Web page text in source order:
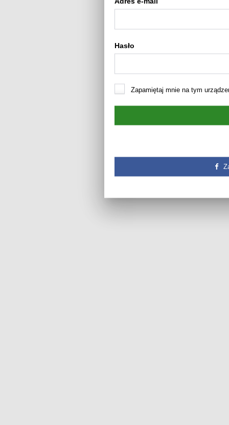
Hasło
Zapamiętaj mnie na tym